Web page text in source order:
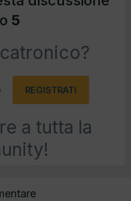
5
REGISTRATI
a tutta la